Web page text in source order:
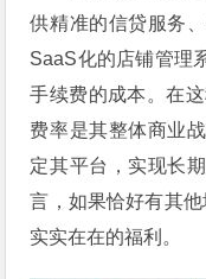
供精准的信贷服务
SaaS化的店铺管理
手续费的成本。在
费率是其整体商业
定其平台，实现长
言，如果恰好有其
实实在在的福利。